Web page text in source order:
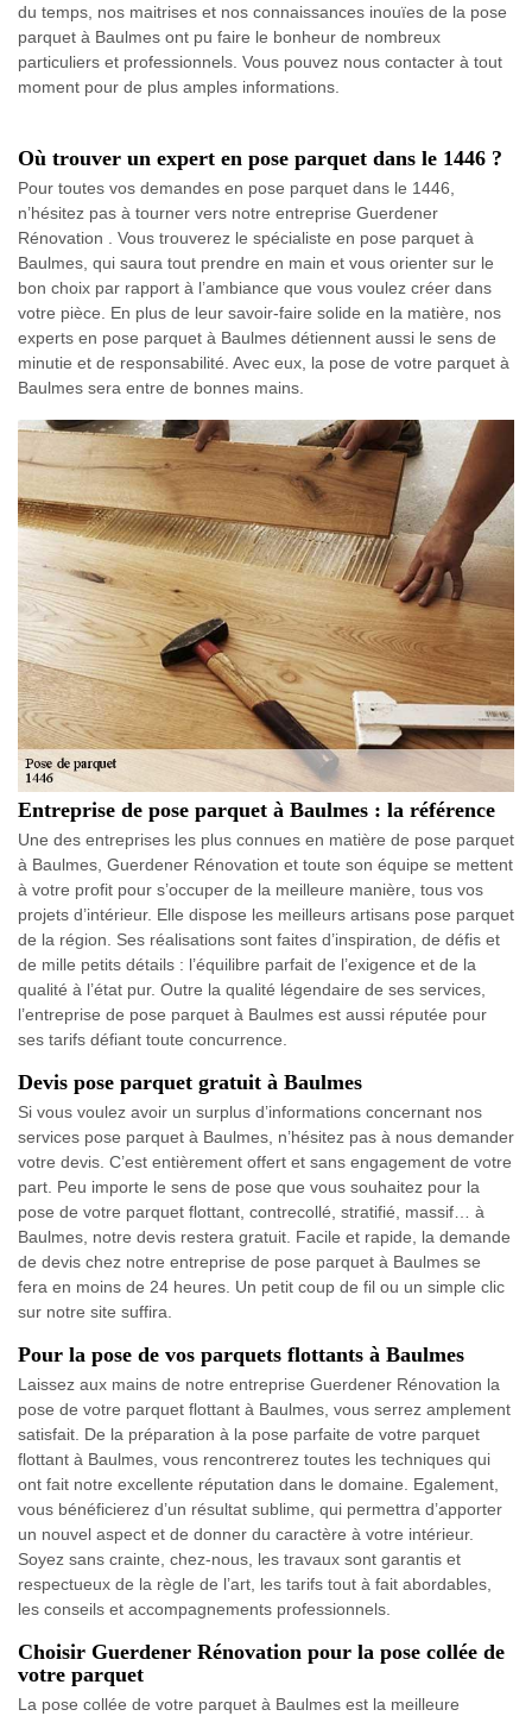
du temps, nos maitrises et nos connaissances inouïes de la pose
parquet à Baulmes ont pu faire le bonheur de nombreux
particuliers et professionnels. Vous pouvez nous contacter à tout
moment pour de plus amples informations.
Où trouver un expert en pose parquet dans le 1446 ?
Pour toutes vos demandes en pose parquet dans le 1446,
n’hésitez pas à tourner vers notre entreprise Guerdener
Rénovation . Vous trouverez le spécialiste en pose parquet à
Baulmes, qui saura tout prendre en main et vous orienter sur le
bon choix par rapport à l’ambiance que vous voulez créer dans
votre pièce. En plus de leur savoir-faire solide en la matière, nos
experts en pose parquet à Baulmes détiennent aussi le sens de
minutie et de responsabilité. Avec eux, la pose de votre parquet à
Baulmes sera entre de bonnes mains.
Entreprise de pose parquet à Baulmes : la référence
Une des entreprises les plus connues en matière de pose parquet
à Baulmes, Guerdener Rénovation et toute son équipe se mettent
à votre profit pour s’occuper de la meilleure manière, tous vos
projets d’intérieur. Elle dispose les meilleurs artisans pose parquet
de la région. Ses réalisations sont faites d’inspiration, de défis et
de mille petits détails : l’équilibre parfait de l’exigence et de la
qualité à l’état pur. Outre la qualité légendaire de ses services,
l’entreprise de pose parquet à Baulmes est aussi réputée pour
ses tarifs défiant toute concurrence.
Devis pose parquet gratuit à Baulmes
Si vous voulez avoir un surplus d’informations concernant nos
services pose parquet à Baulmes, n’hésitez pas à nous demander
votre devis. C’est entièrement offert et sans engagement de votre
part. Peu importe le sens de pose que vous souhaitez pour la
pose de votre parquet flottant, contrecollé, stratifié, massif… à
Baulmes, notre devis restera gratuit. Facile et rapide, la demande
de devis chez notre entreprise de pose parquet à Baulmes se
fera en moins de 24 heures. Un petit coup de fil ou un simple clic
sur notre site suffira.
Pour la pose de vos parquets flottants à Baulmes
Laissez aux mains de notre entreprise Guerdener Rénovation la
pose de votre parquet flottant à Baulmes, vous serrez amplement
satisfait. De la préparation à la pose parfaite de votre parquet
flottant à Baulmes, vous rencontrerez toutes les techniques qui
ont fait notre excellente réputation dans le domaine. Egalement,
vous bénéficierez d’un résultat sublime, qui permettra d’apporter
un nouvel aspect et de donner du caractère à votre intérieur.
Soyez sans crainte, chez-nous, les travaux sont garantis et
respectueux de la règle de l’art, les tarifs tout à fait abordables,
les conseils et accompagnements professionnels.
Choisir Guerdener Rénovation pour la pose collée de
votre parquet
La pose collée de votre parquet à Baulmes est la meilleure